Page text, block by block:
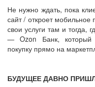
Не нужно ждать, пока
сайт / откроет мобильное
свои услуги там и тогда,
— Ozon Банк, который
покупку прямо на
БУДУЩЕЕ ДАВНО